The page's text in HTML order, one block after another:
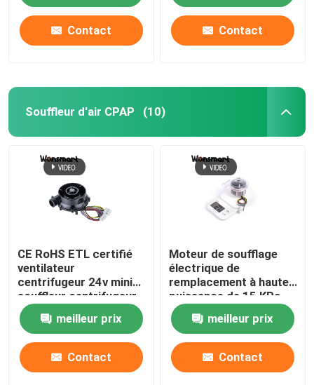
Contact Contact
Souffleur d'air CPAP (10)
CE RoHS ETL certifié
ventilateur
centrifugeur 24v mini
souffleur centrifugeur
6,5Kpa
meilleur prix
Contact
Moteur de soufflage
électrique de
remplacement à haute
puissance de 15 KPa
48 m3/h
meilleur prix
Contact